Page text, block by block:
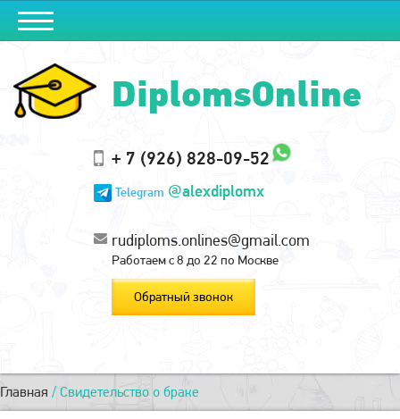
DiplomsOnline
+ 7 (926) 828-09-52
Telegram @alexdiplomx
rudiploms.onlines@gmail.com
Работаем с 8 до 22 по Москве
Обратный звонок
Главная / Свидетельство о браке